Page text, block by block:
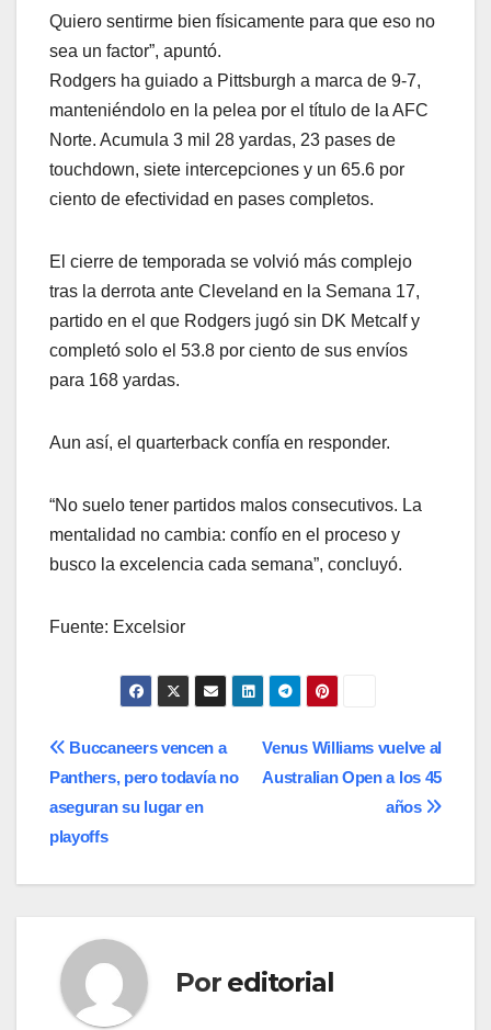
Quiero sentirme bien físicamente para que eso no
sea un factor”, apuntó.
Rodgers ha guiado a Pittsburgh a marca de 9-7,
manteniéndolo en la pelea por el título de la AFC
Norte. Acumula 3 mil 28 yardas, 23 pases de
touchdown, siete intercepciones y un 65.6 por
ciento de efectividad en pases completos.
El cierre de temporada se volvió más complejo
tras la derrota ante Cleveland en la Semana 17,
partido en el que Rodgers jugó sin DK Metcalf y
completó solo el 53.8 por ciento de sus envíos
para 168 yardas.
Aun así, el quarterback confía en responder.
“No suelo tener partidos malos consecutivos. La
mentalidad no cambia: confío en el proceso y
busco la excelencia cada semana”, concluyó.
Fuente: Excelsior
Navegación
de
entradas
Venus Williams vuelve al
Australian Open a los 45
años
Buccaneers vencen a
Panthers, pero todavía no
aseguran su lugar en
playoffs
Por editorial